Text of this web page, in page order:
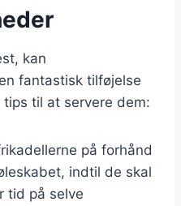
kan
fantastisk tilføjelse
til at servere dem:
på forhånd
indtil de skal
tid på selve